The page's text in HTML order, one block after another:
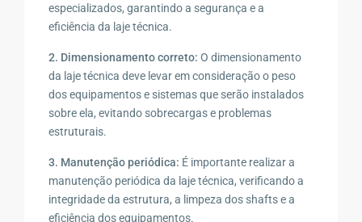
especializados, garantindo a segurança e a
eficiência da laje técnica.
2. Dimensionamento correto: O dimensionamento
da laje técnica deve levar em consideração o peso
dos equipamentos e sistemas que serão instalados
sobre ela, evitando sobrecargas e problemas
estruturais.
3. Manutenção periódica: É importante realizar a
manutenção periódica da laje técnica, verificando a
integridade da estrutura, a limpeza dos shafts e a
eficiência dos equipamentos.